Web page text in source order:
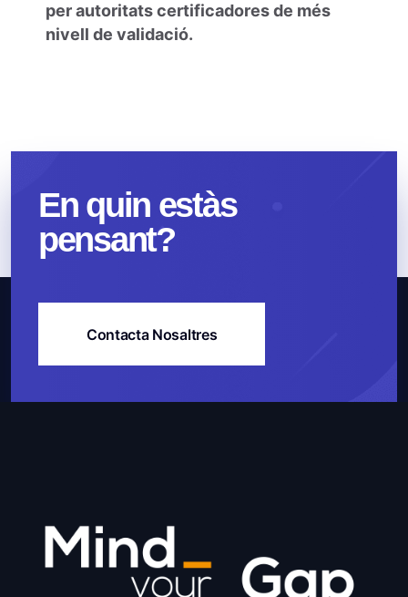
per autoritats certificadores de més
nivell de validació.
En quin estàs
pensant?
Contacta Nosaltres